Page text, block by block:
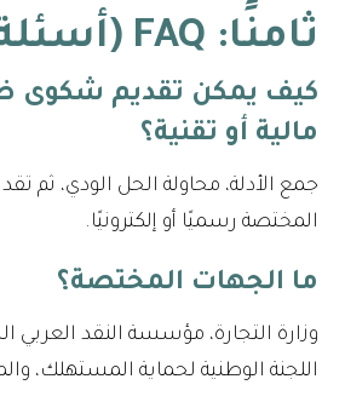
ثامنًا: FAQ (أسئلة شائعة)
كيف يمكن تقديم شكوى
مالية أو تقنية؟
جمع الأدلة، محاولة الحل الودي، ثم
المختصة رسميًا أو إلكترونيًا.
ما الجهات المختصة؟
وزارة التجارة، مؤسسة النقد
اللجنة الوطنية لحماية المستهلك،